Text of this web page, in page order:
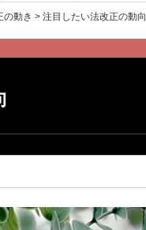
の動き > 注目したい法改正の動向